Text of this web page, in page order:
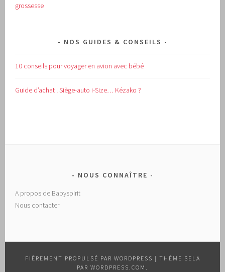
grossesse
NOS GUIDES & CONSEILS
10 conseils pour voyager en avion avec bébé
Guide d’achat !Siège-auto i-Size… Kézako ?
NOUS CONNAÎTRE
A propos de Babyspirit
Nous contacter
FIÈREMENT PROPULSÉ PAR WORDPRESS | THÈME SELA
PAR WORDPRESS.COM